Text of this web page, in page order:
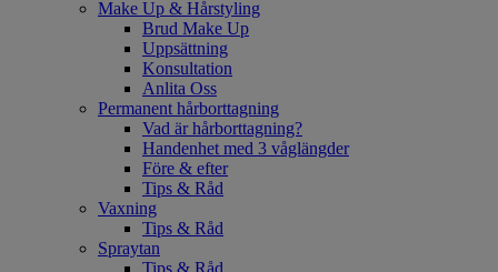
Make Up & Hårstyling
Brud Make Up
Uppsättning
Konsultation
Anlita Oss
Permanent hårborttagning
Vad är hårborttagning?
Handenhet med 3 våglängder
Före & efter
Tips & Råd
Vaxning
Tips & Råd
Spraytan
Tips & Råd